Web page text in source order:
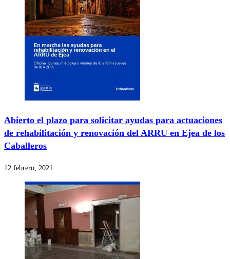
Abierto el plazo para solicitar ayudas para actuaciones
de rehabilitación y renovación del ARRU en Ejea de los
Caballeros
12 febrero, 2021